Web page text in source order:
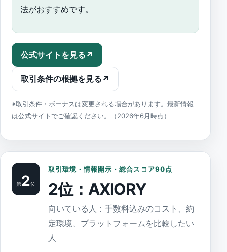
法がおすすめです。
公式サイトを見る ↗
取引条件の根拠を見る ↗
※取引条件・ボーナスは変更される場合があります。最新情報
は公式サイトでご確認ください。（2026年6月時点）
第2位
取引環境・情報開示・総合スコア90点
2位：AXIORY
向いている人：手数料込みのコスト、約
定環境、プラットフォームを比較したい
人